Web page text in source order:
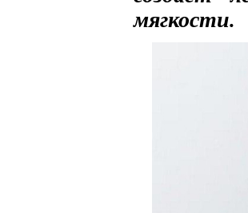
мягкости.